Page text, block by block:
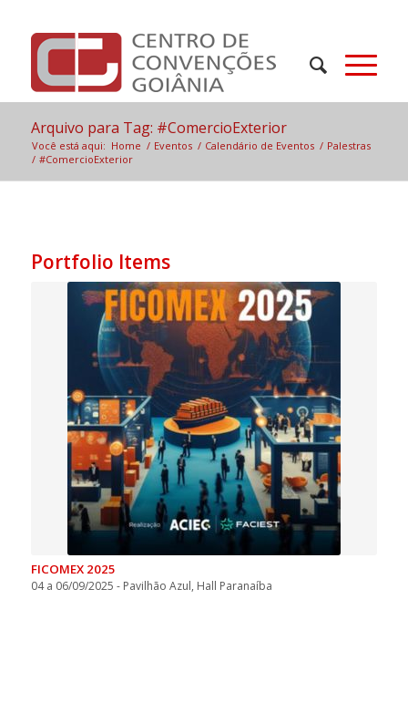
Arquivo para Tag: #ComercioExterior
Você está aqui: Home / Eventos / Calendário de Eventos / Palestras
/ #ComercioExterior
Portfolio Items
FICOMEX 2025
04 a 06/09/2025 - Pavilhão Azul, Hall Paranaíba